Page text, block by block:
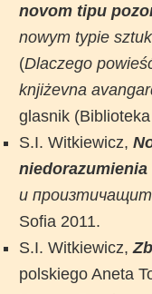
novom tipu
nowym typie
(Dlaczego
knjiżevna
glasnik
S.I. Witkiewicz,
niedorazumienia
и
Sofia 2011.
S.I. Witkiewicz,
polskiego Aneta